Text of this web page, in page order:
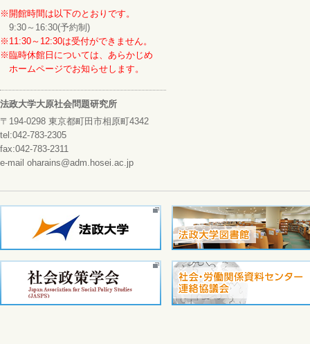
※開館時間は以下のとおりです。
9:30～16:30(予約制)
※11:30～12:30は受付ができません。
※臨時休館日については、あらかじめ
ホームページでお知らせします。
法政大学大原社会問題研究所
〒194-0298 東京都町田市相原町4342
tel:042-783-2305
fax:042-783-2311
e-mail oharains@adm.hosei.ac.jp